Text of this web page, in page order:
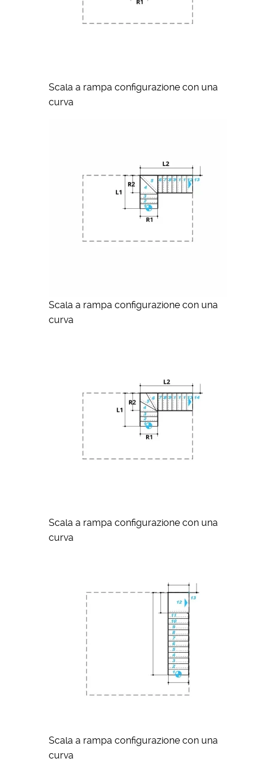
Scala a rampa configurazione con una
curva
Scala a rampa configurazione con una
curva
Scala a rampa configurazione con una
curva
Scala a rampa configurazione con una
curva